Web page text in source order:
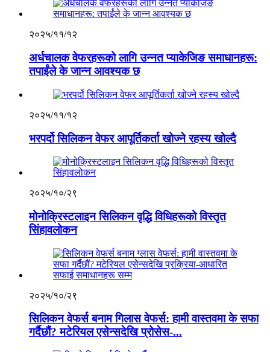
२०२५/११/१२
अर्धचालक वेफरहरूको लागि उन्नत प्याकेजिङ समाधानहरू:
तपाईंले के जान्न आवश्यक छ
२०२५/११/१२
भरपर्दो सिलिकन वेफर आपूर्तिकर्ता खोज्ने रहस्य खोल्दै
२०२५/१०/२९
मोनोक्रिस्टलाइन सिलिकन वृद्धि विधिहरूको विस्तृत
सिंहावलोकन
२०२५/१०/२९
सिलिकन वेफर्स बनाम गिलास वेफर्स: हामी वास्तवमा के सफा
गर्दैछौं? मटेरियल एसेन्सदेखि प्रोसेस-...